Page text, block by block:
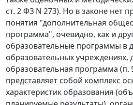
ст. 2 ФЗ N 273). Но в законе нет
понятия "дополнительная
программа", очевидно, как и
образовательные программы в
образовательных учреждениях,
образовательная программа (п.
представляет собой комплекс
характеристик образования